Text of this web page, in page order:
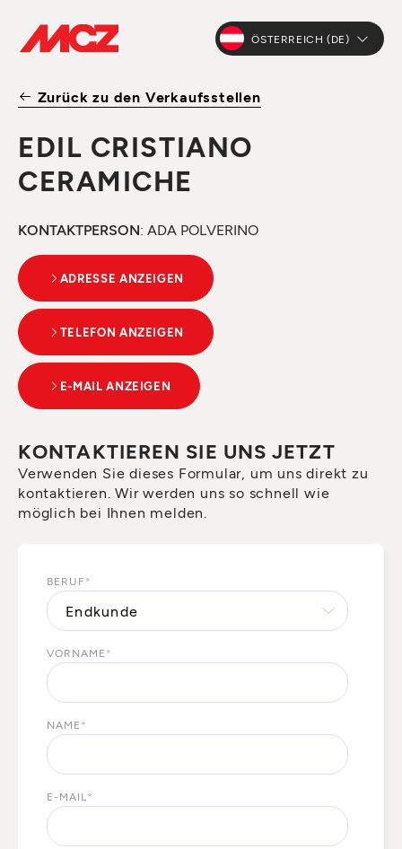
ÖSTERREICH (DE)
Zurück zu den Verkaufsstellen
EDIL CRISTIANO
CERAMICHE
KONTAKTPERSON: ADA POLVERINO
ADRESSE ANZEIGEN
TELEFON ANZEIGEN
E-MAIL ANZEIGEN
KONTAKTIEREN SIE UNS JETZT
Verwenden Sie dieses Formular, um uns direkt zu
kontaktieren. Wir werden uns so schnell wie
möglich bei Ihnen melden.
BERUF *
VORNAME *
NAME *
E-MAIL *